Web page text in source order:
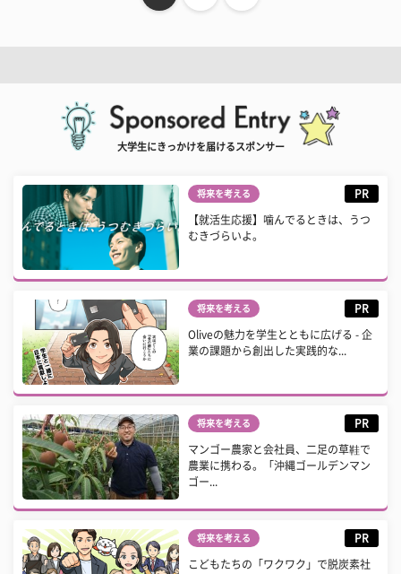
大学生にきっかけを届けるスポンサー
将来を考える PR
【就活生応援】噛んでるときは、うつ
むきづらいよ。
将来を考える PR
Oliveの魅力を学生とともに広げる - 企
業の課題から創出した実践的な...
将来を考える PR
マンゴー農家と会社員、二足の草鞋で
農業に携わる。「沖縄ゴールデンマン
ゴー...
将来を考える PR
こどもたちの「ワクワク」で脱炭素社